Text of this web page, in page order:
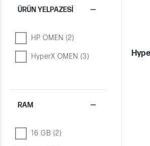
ÜRÜN YELPAZESI
HP OMEN (2)
HyperX OMEN (3)
RAM
16 GB (2)